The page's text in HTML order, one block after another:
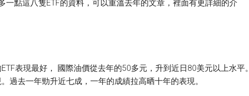
一點這八隻ETF的資料，可以重溫去年的文章，裡面有更詳細的介
表現最好， 國際油價從去年的50多元，升到近日80美元以上水平。
過去一年勁升近七成，一年的成績拉高晒十年的表現。